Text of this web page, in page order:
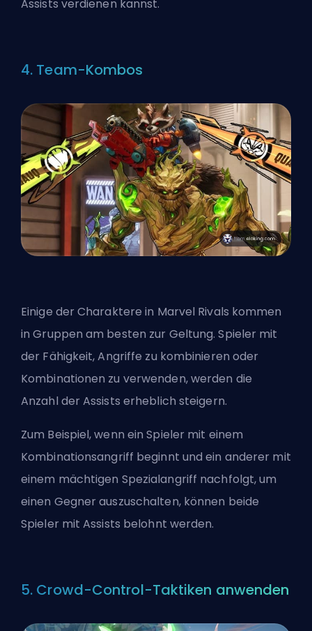
Assists verdienen kannst.
4. Team-Kombos
Einige der Charaktere in Marvel Rivals kommen
in Gruppen am besten zur Geltung. Spieler mit
der Fähigkeit, Angriffe zu kombinieren oder
Kombinationen zu verwenden, werden die
Anzahl der Assists erheblich steigern.
Zum Beispiel, wenn ein Spieler mit einem
Kombinationsangriff beginnt und ein anderer mit
einem mächtigen Spezialangriff nachfolgt, um
einen Gegner auszuschalten, können beide
Spieler mit Assists belohnt werden.
5. Crowd-Control-Taktiken anwenden